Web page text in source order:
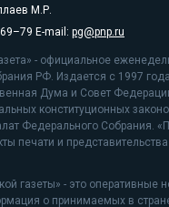
М.Р.
E-mail: pg@pnp.ru
- официальное
РФ. Издается с 1997
Дума и Совет
конституционных
Федерального Собрания.
печати и
газеты» - это оперативные
о принимаемых в